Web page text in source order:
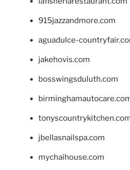
915jazzandmore.com
aguadulce-
jakehovis.com
bosswingsduluth.com
jbellasnailspa.com
mychaihouse.com